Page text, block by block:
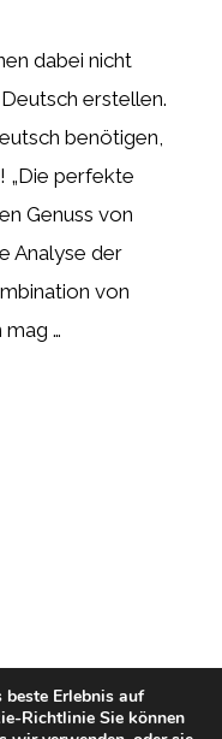
dabei nicht
erstellen.
benötigen,
„Die perfekte
Genuss von
Analyse der
von
…
Erlebnis auf
Richtlinie Sie können